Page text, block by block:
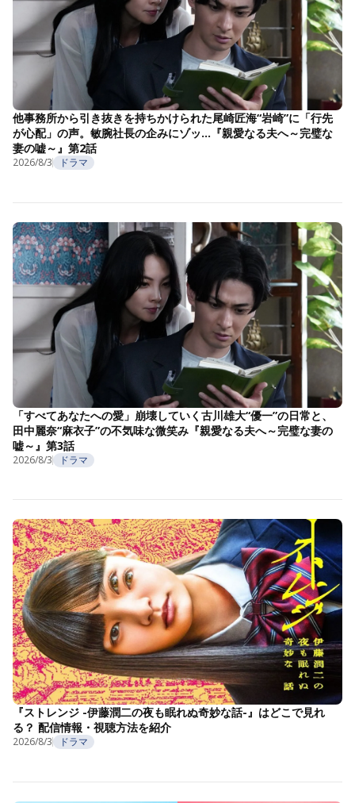
他事務所から引き抜きを持ちかけられた尾崎匠海“岩崎”に「行先
が心配」の声。敏腕社長の企みにゾッ…『親愛なる夫へ～完璧な
妻の嘘～』第2話
2026/8/3 ドラマ
「すべてあなたへの愛」崩壊していく古川雄大“優一”の日常と、
田中麗奈“麻衣子”の不気味な微笑み『親愛なる夫へ～完璧な妻の
嘘～』第3話
2026/8/3 ドラマ
『ストレンジ -伊藤潤二の夜も眠れぬ奇妙な話-』はどこで見れ
る？ 配信情報・視聴方法を紹介
2026/8/3 ドラマ